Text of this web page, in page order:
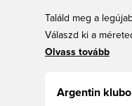
Találd meg a
Válaszd ki a
Rendeld meg új
Olvass tovább
Argentin